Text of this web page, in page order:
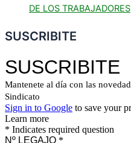
DE LOS TRABAJADORES
SUSCRIBITE